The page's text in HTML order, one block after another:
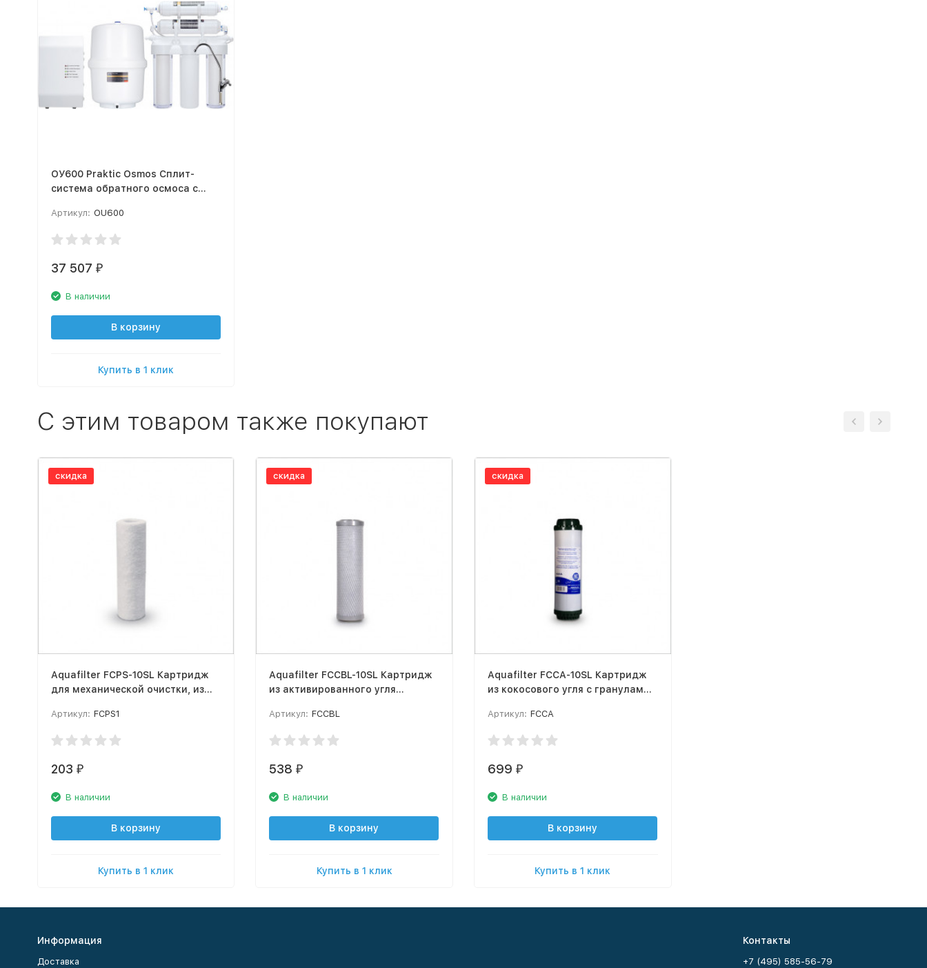
ОУ600 Praktic Osmos Сплит-
система обратного осмоса с
Артикул: OU600
37 507 ₽
В наличии
В корзину
Купить в 1 клик
C этим товаром также покупают
скидка
Aquafilter FCPS-10SL Картридж
для механической очистки, из
Артикул: FCPS1
203 ₽
В наличии
В корзину
Купить в 1 клик
скидка
Aquafilter FCCBL-10SL Картридж
из активированного угля
Артикул: FCCBL
538 ₽
В наличии
В корзину
Купить в 1 клик
скидка
Aquafilter FCCA-10SL Картридж
из кокосового угля с гранулами
Артикул: FCCA
699 ₽
В наличии
В корзину
Купить в 1 клик
Информация
Доставка
Контакты
+7 (495) 585-56-79